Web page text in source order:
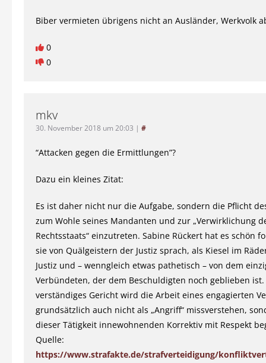
Biber vermieten übrigens nicht an Ausländer, Werkvolk
0
0
mkv
30. November 2018 um 20:03 | #
“Attacken gegen die Ermittlungen”?
Dazu ein kleines Zitat:
Es ist daher nicht nur die Aufgabe, sondern die Pflicht
zum Wohle seines Mandanten und zur „Verwirklichung
Rechtsstaats“ einzutreten. Sabine Rückert hat es schön
sie von Quälgeistern der Justiz sprach, als Kiesel im
Justiz und – wenngleich etwas pathetisch – von dem
Verbündeten, der dem Beschuldigten noch geblieben ist.
verständiges Gericht wird die Arbeit eines engagierten
grundsätzlich auch nicht als „Angriff“ missverstehen,
dieser Tätigkeit innewohnenden Korrektiv mit Respekt
Quelle:
https://www.strafakte.de/strafverteidigung/